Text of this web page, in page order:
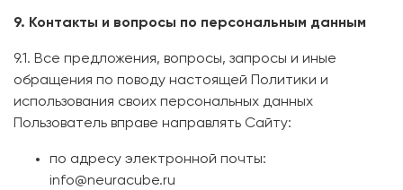
9. Контакты и вопросы по персональным данным
9.1. Все предложения, вопросы, запросы и иные
обращения по поводу настоящей Политики и
использования своих персональных данных
Пользователь вправе направлять Сайту:
по адресу электронной почты:
info@neuracube.ru